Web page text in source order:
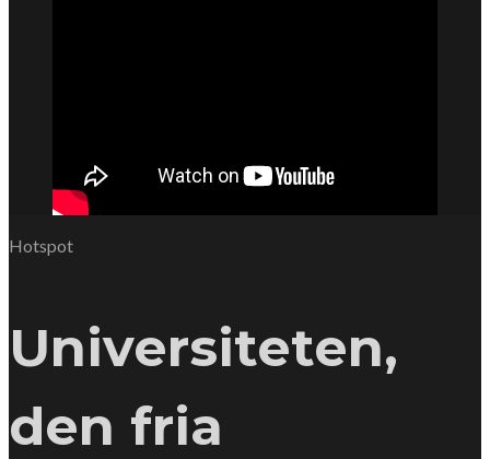
Hotspot
Universiteten,
den fria